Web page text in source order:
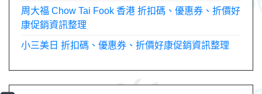
周大福 Chow Tai Fook 香港 折扣碼、優惠券、折價好
康促銷資訊整理
小三美日 折扣碼、優惠券、折價好康促銷資訊整理